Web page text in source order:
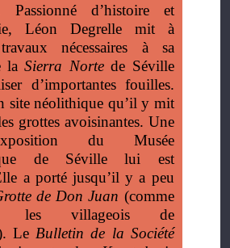
Passionné d’histoire et
Léon Degrelle mit à
nécessaires à sa
laSierra Nortede Séville
d’importantes fouilles.
site néolithique qu’il y mit
grottes avoisinantes. Une
du Musée
de Séville lui est
a porté jusqu’il y a peu
de Don Juan (comme
les villageois de
Le Bulletin de la Société